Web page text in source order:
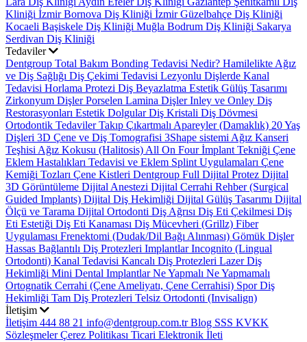
Kliniği İzmir Bornova Diş Kliniği İzmir Güzelbahçe Diş Kliniği
Kocaeli Başiskele Diş Kliniği Muğla Bodrum Diş Kliniği Sakarya
Serdivan Diş Kliniği
Tedaviler
Dentgroup Total Bakım Bonding Tedavisi Nedir? Hamilelikte Ağız
ve Diş Sağlığı Diş Çekimi Tedavisi Lezyonlu Dişlerde Kanal
Tedavisi Horlama Protezi Diş Beyazlatma Estetik Gülüş Tasarımı
Zirkonyum DişlerPorselen Lamina DişlerInley ve Onley Diş
Restorasyonları Estetik DolgularDiş Kristali Diş Dövmesi
Ortodontik TedavilerTakıp Çıkartmalı Apareyler (Damaklık) 20 Yaş
Dişleri 3D Çene ve Diş Tomografisi 3Shape sistemi Ağız Kanseri
Teşhisi Ağız Kokusu (Halitosis) All On Four İmplant Tekniği Çene
Eklem Hastalıkları Tedavisi ve Eklem Splint Uygulamaları Çene
Kemiği Tozları Çene Kistleri Dentgroup Full Dijital Protez Dijital
3D Görüntüleme Dijital Anestezi Dijital Cerrahi Rehber (Surgical
Guided Implants) Dijital Diş Hekimliği Dijital Gülüş Tasarımı Dijital
Ölçü ve Tarama Dijital Ortodonti Diş Ağrısı Diş Eti Çekilmesi Diş
Eti Estetiği Diş Eti Kanaması Diş Mücevheri (Grillz) Fiber
Uygulaması Frenektomi (Dudak/Dil Bağı Alınması) Gömük Dişler
Hassas Bağlantılı Diş Protezleri ImplantlarIncognito (Lingual
Ortodonti) Kanal Tedavisi Kancalı Diş Protezleri Lazer Diş
Hekimliği Mini Dental ImplantlarNe Yapmalı Ne Yapmamalı
Ortognatik Cerrahi (Çene Ameliyatı, Çene Cerrahisi) Spor Diş
Hekimliği Tam Diş Protezleri Telsiz Ortodonti (Invisalign)
İletişim
İletişim 444 88 21 info@dentgroup.com.tr Blog SSS KVKK
SözleşmelerÇerez Politikası Ticari Elektronik İleti